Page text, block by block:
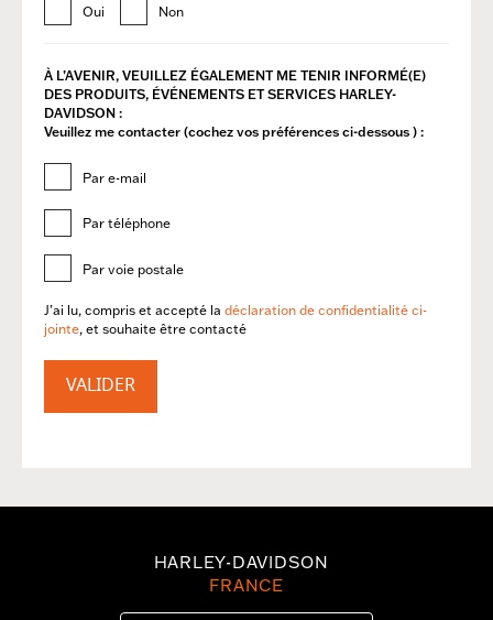
Oui Non
À L’AVENIR, VEUILLEZ ÉGALEMENT ME TENIR INFORMÉ(E)
DES ​PRODUITS, ÉVÉNEMENTS ET SERVICES HARLEY-
DAVIDSON :
Veuillez me contacter (cochez vos préférences ci-dessous ) :
Par e-mail
Par téléphone
Par voie postale
J’ai lu, compris et accepté la déclaration de confidentialité ci-
jointe, et souhaite être contacté
VALIDER
HARLEY-DAVIDSON
FRANCE